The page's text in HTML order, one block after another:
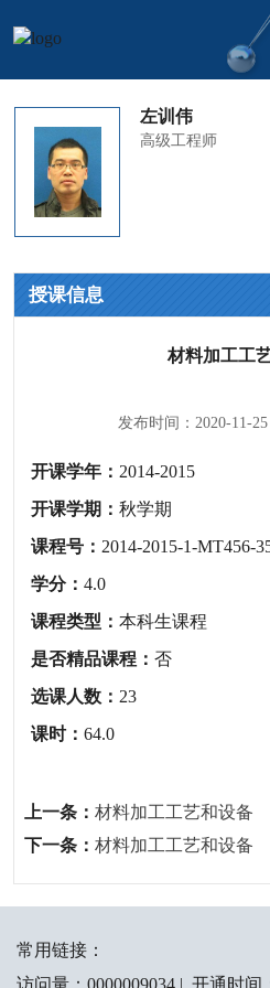
左训伟
高级工程师
授课信息
材料加工工
发布时间：2020-11-
开课学年： 2014-2015
开课学期：秋学期
课程号： 2014-2015-1-MT456-
学分：4.0
课程类型：本科生课程
是否精品课程：否
选课人数： 23
课时：64.0
上一条： 材料加工工艺和设备
下一条： 材料加工工艺和设备
常用链接：
访问量： 0000009034| 开通时间